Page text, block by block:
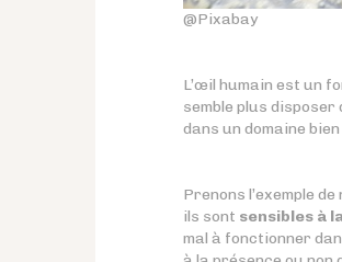
@Pixabay
L’œil humain est un
semble plus disposer
dans un domaine
Prenons l’exemple
ils sont sensibles à
mal à fonctionner